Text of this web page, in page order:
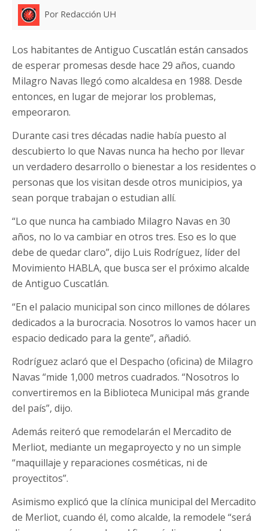
Por Redacción UH
Los habitantes de Antiguo Cuscatlán están cansados
de esperar promesas desde hace 29 años, cuando
Milagro Navas llegó como alcaldesa en 1988. Desde
entonces, en lugar de mejorar los problemas,
empeoraron.
Durante casi tres décadas nadie había puesto al
descubierto lo que Navas nunca ha hecho por llevar
un verdadero desarrollo o bienestar a los residentes o
personas que los visitan desde otros municipios, ya
sean porque trabajan o estudian allí.
“Lo que nunca ha cambiado Milagro Navas en 30
años, no lo va cambiar en otros tres. Eso es lo que
debe de quedar claro”, dijo Luis Rodríguez, líder del
Movimiento HABLA, que busca ser el próximo alcalde
de Antiguo Cuscatlán.
“En el palacio municipal son cinco millones de dólares
dedicados a la burocracia. Nosotros lo vamos hacer un
espacio dedicado para la gente”, añadió.
Rodríguez aclaró que el Despacho (oficina) de Milagro
Navas “mide 1,000 metros cuadrados. “Nosotros lo
convertiremos en la Biblioteca Municipal más grande
del país”, dijo.
Además reiteró que remodelarán el Mercadito de
Merliot, mediante un megaproyecto y no un simple
“maquillaje y reparaciones cosméticas, ni de
proyectitos”.
Asimismo explicó que la clínica municipal del Mercadito
de Merliot, cuando él, como alcalde, la remodele “será